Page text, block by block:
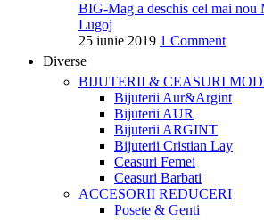
BIG-Mag a deschis cel mai nou
Lugoj
25 iunie 2019 1 Comment
Diverse
BIJUTERII & CEASURI
Bijuterii Aur&Argint
Bijuterii AUR
Bijuterii ARGINT
Bijuterii Cristian Lay
Ceasuri Femei
Ceasuri Barbati
ACCESORII REDUCERI
Posete & Genti